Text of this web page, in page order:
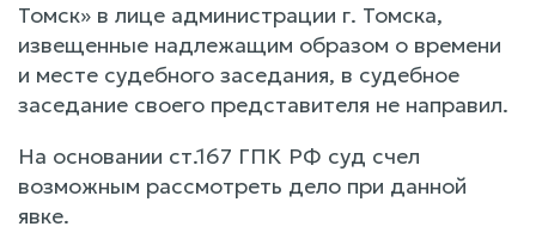
Томск» в лице администрации г. Томска,
извещенные надлежащим образом о времени
и месте судебного заседания, в судебное
заседание своего представителя не направил.
На основании ст.167 ГПК РФ суд счел
возможным рассмотреть дело при данной
явке.